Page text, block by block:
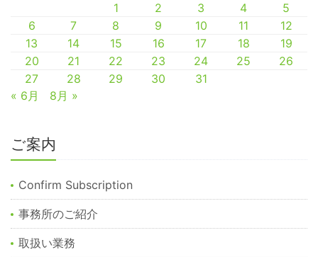
1
2 3 4
5
6
7 8 9 10 11
12
13
14 15 16 17 18
19
20
21 22 23 24 25
26
27
28 29 30
31
« 6月
8月 »
ご案内
Confirm Subscription
事務所のご紹介
取扱い業務